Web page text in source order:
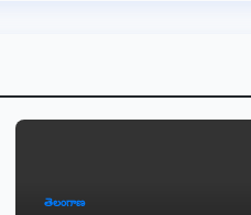
తెలంగాణ